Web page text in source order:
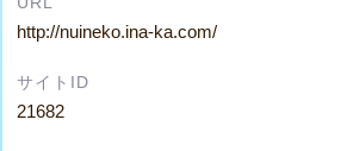
http://nuineko.ina-ka.com/
サイトID
21682